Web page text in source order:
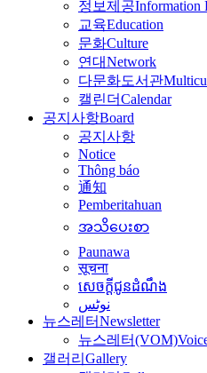
정보제공Information
교육Education
문화Culture
연대Network
다문화도서관
캘린더Calendar
공지사항Board
공지사항
Notice
Thông báo
通知
Pemberitahuan
အသိပေးစာ
Paunawa
सूचना
សេចក្តីជូនដំណឹង
نوٹس
뉴스레터Newsletter
뉴스레터(VOM)
갤러리 Gallery